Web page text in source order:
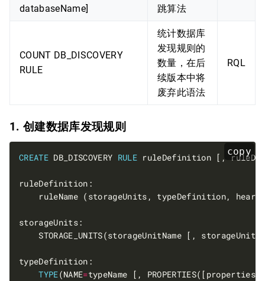
databaseName]
跳算法
COUNT DB_DISCOVERY
RULE
统计数据库
发现规则的
数量，在后
续版本中将
废弃此语法
RQL
1. 创建数据库发现规则
copy
CREATE DB_DISCOVERY RULE
TYPE(NAME=